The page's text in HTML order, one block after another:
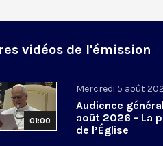
vidéos de l'émission
01:00
Mercredi 5 août
Audience
août 2026 - La
de l’Église